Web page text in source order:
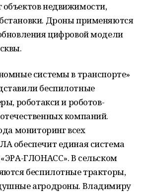
недвижимости,
Дроны применяются
цифровой модели
системы в транспорте»
беспилотные
роботакси и роботов-
компаний.
мониторинг всех
обеспечит единая система
ГЛОНАСС». В сельском
беспилотные тракторы,
агродроны. Владимиру